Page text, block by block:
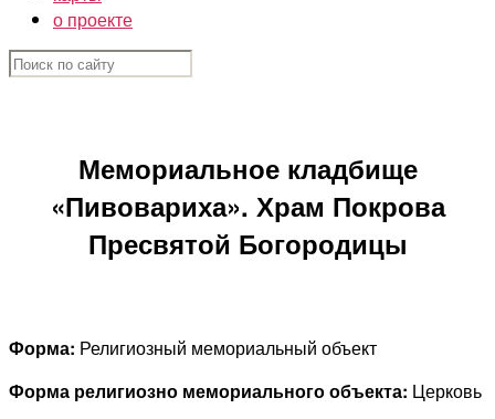
о проекте
Мемориальное кладбище
«Пивовариха». Храм Покрова
Пресвятой Богородицы
Форма: Религиозный мемориальный объект
Форма религиозно мемориального объекта: Церковь